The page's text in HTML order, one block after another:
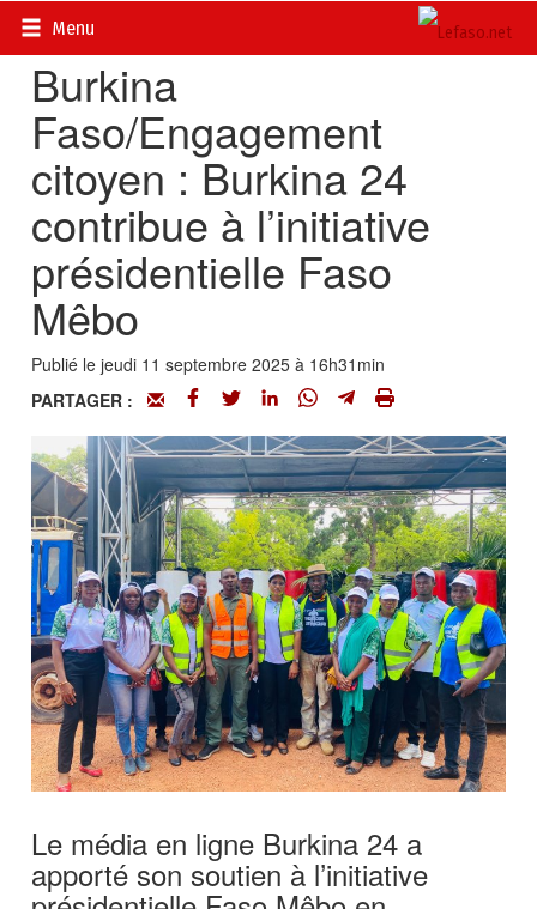
Menu
Accueil>
Burkina
Faso/Engagement
citoyen : Burkina 24
contribue à l’initiative
présidentielle Faso
Mêbo
Publié le jeudi 11 septembre 2025 à 16h31min
PARTAGER :
Le média en ligne Burkina 24 a
apporté son soutien à l’initiative